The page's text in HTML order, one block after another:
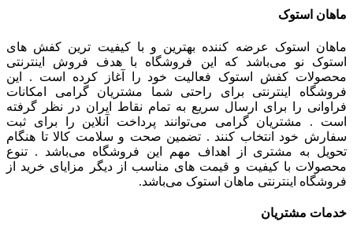
ماهان استوک
ماهان استوک عرضه کننده بهترین و با کیفیت ترین کفش های
استوک نو می‌باشد که این فروشگاه با هدف فروش اینترنتی
محصولات کفش استوک فعالیت خود را آغاز کرده است . این
فروشگاه اینترنتی برای راحتی شما مشتریان گرامی امکانات
فراوانی را برای ارسال سریع به تمام نقاط ایران در نظر گرفته
است . مشتریان گرامی می‌توانند پرداخت آنلاین را برای ثبت
سفارش خود انتخاب کنند . تضمین صحت و سلامت کالا تا هنگام
تحویل به مشتری از اهداف مهم این فروشگاه می‌باشد . تنوع
محصولات با کیفیت و قیمت های مناسب از دیگر مزایای خرید از
فروشگاه اینترنتی ماهان استوک می‌باشد.
خدمات مشتریان